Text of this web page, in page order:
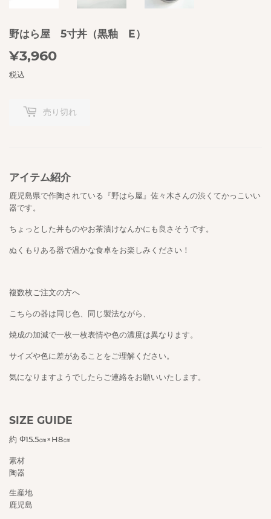
野はら屋 5寸丼（黒釉 E）
¥3,960
税込
売り切れ
アイテム紹介
鹿児島県で作陶されている『野はら屋』佐々木さんの渋くてかっこいい
器です。
ちょっとした丼ものやお茶漬けなんかにも良さそうです。
ぬくもりある器で温かな食卓をお楽しみください！
複数枚ご注文の方へ
こちらの器は同じ色、同じ製法ながら、
焼成の加減で一枚一枚表情や色の濃度は異なります。
サイズや色に差があることをご理解ください。
気になりますようでしたらご連絡をお願いいたします。
SIZE GUIDE
約 Φ15.5㎝×H8㎝
素材
陶器
生産地
鹿児島